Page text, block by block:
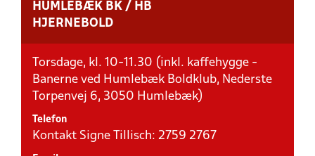
HUMLEBÆK BK / HB
HJERNEBOLD
Torsdage, kl. 10-11.30 (inkl. kaffehygge -
Banerne ved Humlebæk Boldklub, Nederste
Torpenvej 6, 3050 Humlebæk)
Telefon
Kontakt Signe Tillisch: 2759 2767